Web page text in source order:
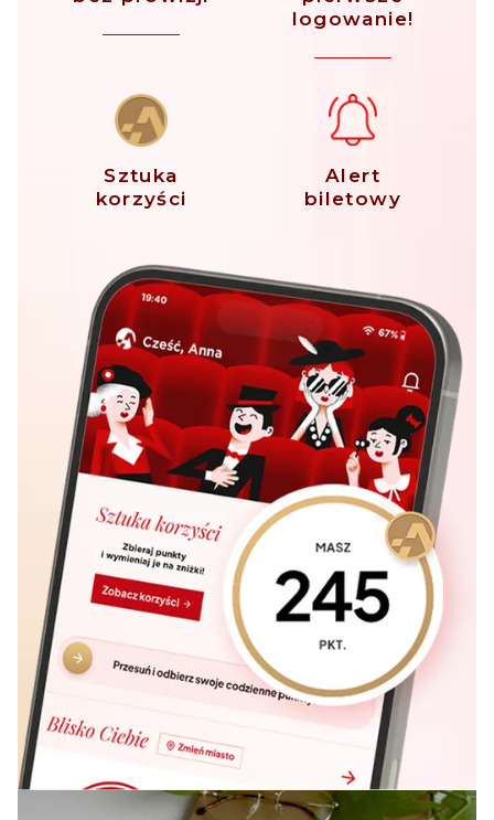
logowanie!
Sztuka
korzyści
Alert
biletowy